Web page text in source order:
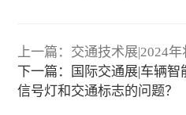
上一篇：交通技术展|2024
下一篇：国际交通展|车辆
信号灯和交通标志的问题？